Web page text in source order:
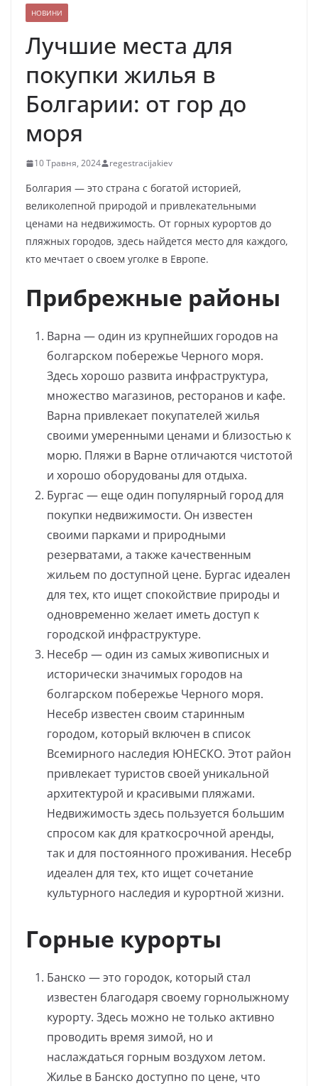
НОВИНИ
Лучшие места для
покупки жилья в
Болгарии: от гор до
моря
10 Травня, 2024 regestracijakiev
Болгария — это страна с богатой историей,
великолепной природой и привлекательными
ценами на недвижимость. От горных курортов до
пляжных городов, здесь найдется место для каждого,
кто мечтает о своем уголке в Европе.
Прибрежные районы
Варна — один из крупнейших городов на
болгарском побережье Черного моря.
Здесь хорошо развита инфраструктура,
множество магазинов, ресторанов и кафе.
Варна привлекает покупателей жилья
своими умеренными ценами и близостью к
морю. Пляжи в Варне отличаются чистотой
и хорошо оборудованы для отдыха.
Бургас — еще один популярный город для
покупки недвижимости. Он известен
своими парками и природными
резерватами, а также качественным
жильем по доступной цене. Бургас идеален
для тех, кто ищет спокойствие природы и
одновременно желает иметь доступ к
городской инфраструктуре.
Несебр — один из самых живописных и
исторически значимых городов на
болгарском побережье Черного моря.
Несебр известен своим старинным
городом, который включен в список
Всемирного наследия ЮНЕСКО. Этот район
привлекает туристов своей уникальной
архитектурой и красивыми пляжами.
Недвижимость здесь пользуется большим
спросом как для краткосрочной аренды,
так и для постоянного проживания. Несебр
идеален для тех, кто ищет сочетание
культурного наследия и курортной жизни.
Горные курорты
Банско — это городок, который стал
известен благодаря своему горнолыжному
курорту. Здесь можно не только активно
проводить время зимой, но и
наслаждаться горным воздухом летом.
Жилье в Банско доступно по цене, что